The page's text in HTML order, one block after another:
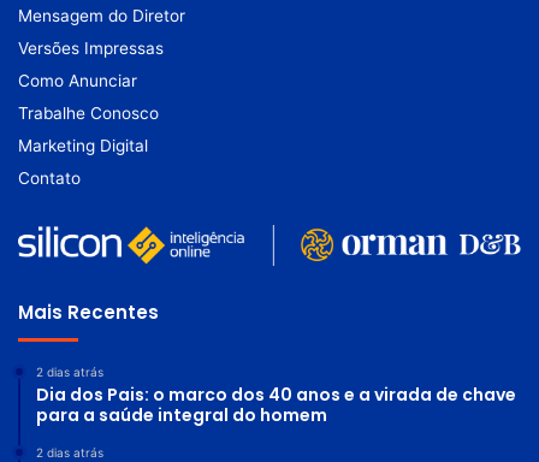
Mensagem do Diretor
Versões Impressas
Como Anunciar
Trabalhe Conosco
Marketing Digital
Contato
Mais Recentes
2 dias atrás
Dia dos Pais: o marco dos 40 anos e a virada de chave
para a saúde integral do homem
2 dias atrás